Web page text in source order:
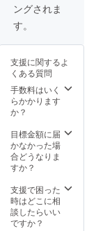
100％
ングされま
す。
支援に関するよ
くある質問
手数料はいく
らかかります
か？
目標金額に届
かなかった場
合どうなりま
すか？
支援で困った
時はどこに相
談したらいい
ですか？